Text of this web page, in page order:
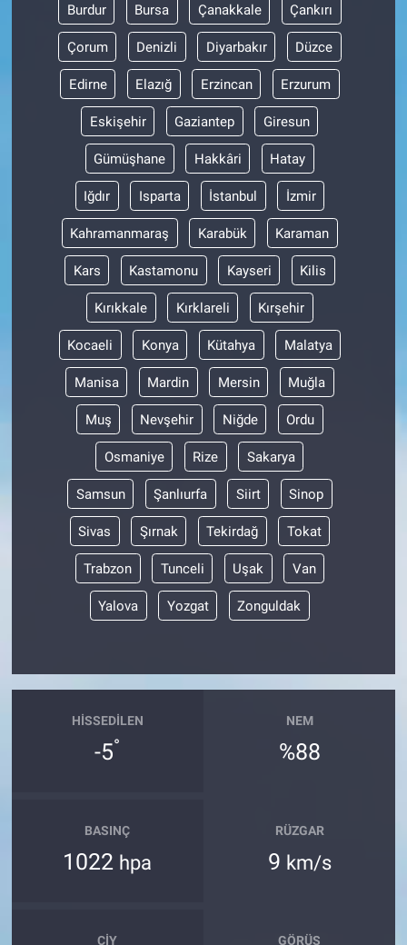
Burdur Bursa Çanakkale Çankırı
Çorum Denizli Diyarbakır Düzce
Edirne Elazığ Erzincan Erzurum
Eskişehir Gaziantep Giresun
Gümüşhane Hakkâri Hatay
Iğdır Isparta İstanbul İzmir
Kahramanmaraş Karabük Karaman
Kars Kastamonu Kayseri Kilis
Kırıkkale Kırklareli Kırşehir
Kocaeli Konya Kütahya Malatya
Manisa Mardin Mersin Muğla
Muş Nevşehir Niğde Ordu
Osmaniye Rize Sakarya
Samsun Şanlıurfa Siirt Sinop
Sivas Şırnak Tekirdağ Tokat
Trabzon Tunceli Uşak Van
Yalova Yozgat Zonguldak
HISSEDILEN
-5°
NEM
%88
BASINÇ
1022 hpa
RÜZGAR
9 km/s
ÇIY GÖRÜŞ